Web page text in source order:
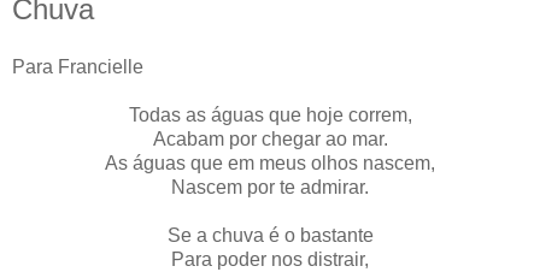
Chuva
Para Francielle
Todas as águas que hoje correm,
Acabam por chegar ao mar.
As águas que em meus olhos nascem,
Nascem por te admirar.
Se a chuva é o bastante
Para poder nos distrair,